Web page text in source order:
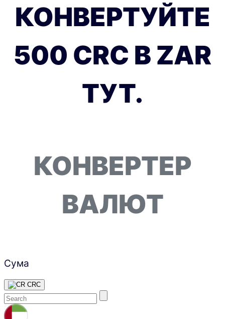
КОНВЕРТУЙТЕ
500 CRC В ZAR
ТУТ.
КОНВЕРТЕР
ВАЛЮТ
Сума
CRC
Skip
content